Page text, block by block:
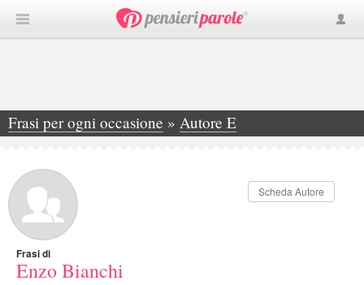
Frasi per ogni occasione » Autore E
»Enzo Bianchi
Scheda Autore
Frasi di
Enzo Bianchi